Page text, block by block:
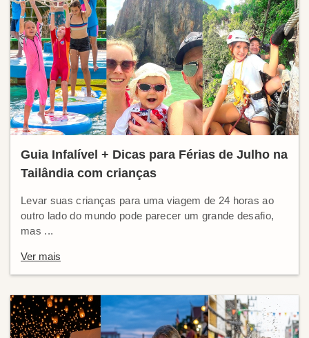
Guia Infalível + Dicas para Férias de Julho na
Tailândia com crianças
Levar suas crianças para uma viagem de 24 horas ao
outro lado do mundo pode parecer um grande desafio,
mas ...
Ver mais